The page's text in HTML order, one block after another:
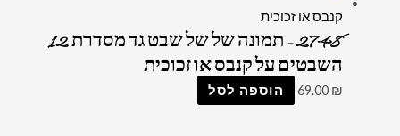
2748 – תמונה של של שבט גד מסדרת 12
השבטים על קנבס או זכוכית
69.00 ₪ הוספה לסל